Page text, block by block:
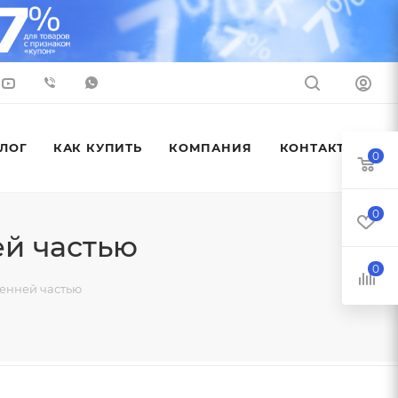
КАК КУПИТЬ КОМПАНИЯ КОНТАКТЫ
частью
частью
0
0
0